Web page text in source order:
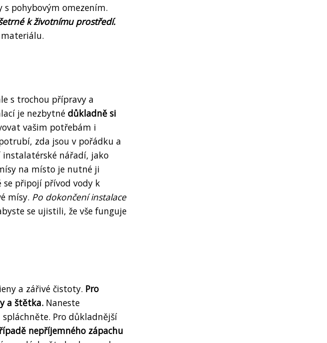
s pohybovým omezením.
k životnímu prostředí.
s trochou přípravy a
je nezbytné důkladně si
vašim potřebám i
zda jsou v pořádku a
nářadí, jako
na místo je nutné ji
se připojí přívod vody k
mísy. Po dokončení instalace
se ujistili, že vše funguje
a zářivé čistoty. Pro
a štětka. Naneste
Pro důkladnější
nepříjemného zápachu